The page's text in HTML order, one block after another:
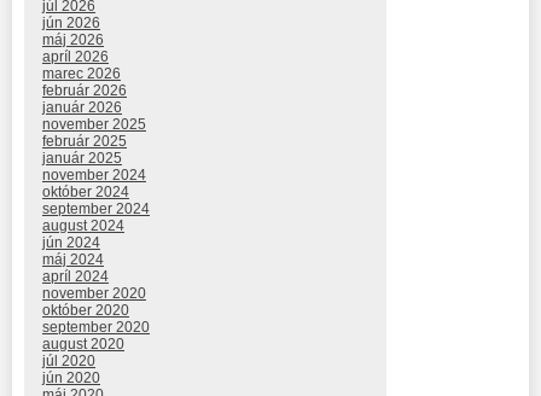
júl 2026
jún 2026
máj 2026
apríl 2026
marec 2026
február 2026
január 2026
november 2025
február 2025
január 2025
november 2024
október 2024
september 2024
august 2024
jún 2024
máj 2024
apríl 2024
november 2020
október 2020
september 2020
august 2020
júl 2020
jún 2020